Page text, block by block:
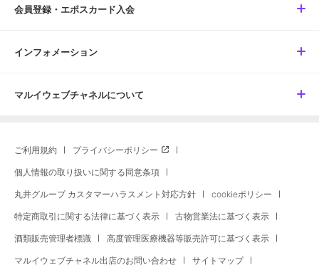
会員登録・エポスカード入会
インフォメーション
マルイウェブチャネルについて
ご利用規約 プライバシーポリシー
個人情報の取り扱いに関する同意条項
丸井グループ カスタマーハラスメント対応方針 cookieポリシー
特定商取引に関する法律に基づく表示 古物営業法に基づく表示
酒類販売管理者標識 高度管理医療機器等販売許可に基づく表示
マルイウェブチャネル出店のお問い合わせ サイトマップ